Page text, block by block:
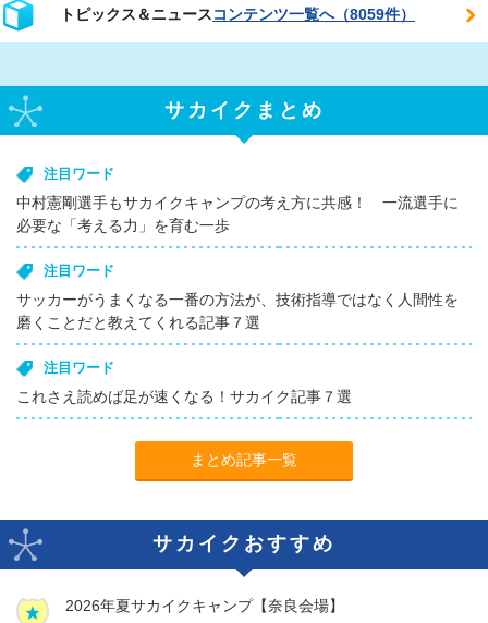
トピックス＆ニュースコンテンツ一覧へ（8059件）
サカイクまとめ
注目ワード
中村憲剛選手もサカイクキャンプの考え方に共感！ 一流選手に
必要な「考える力」を育む一歩
注目ワード
サッカーがうまくなる一番の方法が、技術指導ではなく人間性を
磨くことだと教えてくれる記事７選
注目ワード
これさえ読めば足が速くなる！サカイク記事７選
まとめ記事一覧
サカイクおすすめ
2026年夏サカイクキャンプ【奈良会場】